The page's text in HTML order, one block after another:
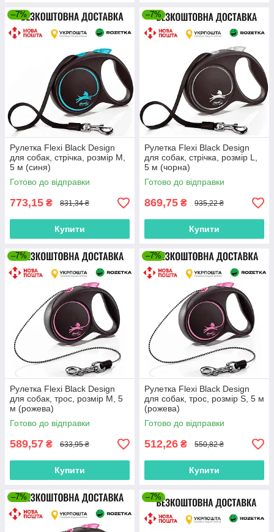
–7%
Рулетка Flexi Black Design
для собак, стрічка, розмір M,
5 м (синя)
Готово до відправки
773,15 ₴ 831,34 ₴
Купити
–7%
Рулетка Flexi Black Design
для собак, стрічка, розмір L,
5 м (чорна)
Готово до відправки
869,75 ₴ 935,22 ₴
Купити
–7%
Рулетка Flexi Black Design
для собак, трос, розмір M, 5
м (рожева)
Готово до відправки
589,57 ₴ 633,95 ₴
Купити
–7%
Рулетка Flexi Black Design
для собак, трос, розмір S, 5 м
(рожева)
Готово до відправки
512,26 ₴ 550,82 ₴
Купити
–7% –7%